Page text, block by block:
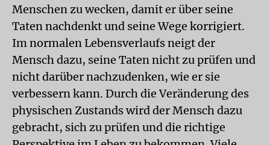
Menschen zu wecken, damit er über seine
Taten nachdenkt und seine Wege korrigiert.
Im normalen Lebensverlaufs neigt der
Mensch dazu, seine Taten nicht zu prüfen und
nicht darüber nachzudenken, wie er sie
verbessern kann. Durch die Veränderung des
physischen Zustands wird der Mensch dazu
gebracht, sich zu prüfen und die richtige